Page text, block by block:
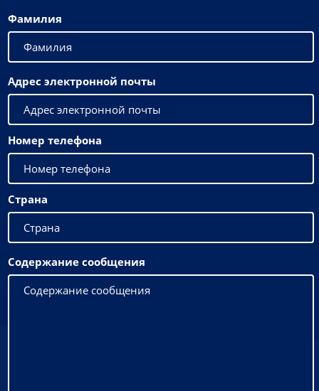
Фамилия
Адрес электронной почты
Номер телефона
Страна
Содержание сообщения